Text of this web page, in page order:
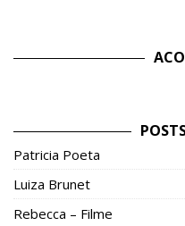
Patricia Poeta
Luiza Brunet
Rebecca – Filme